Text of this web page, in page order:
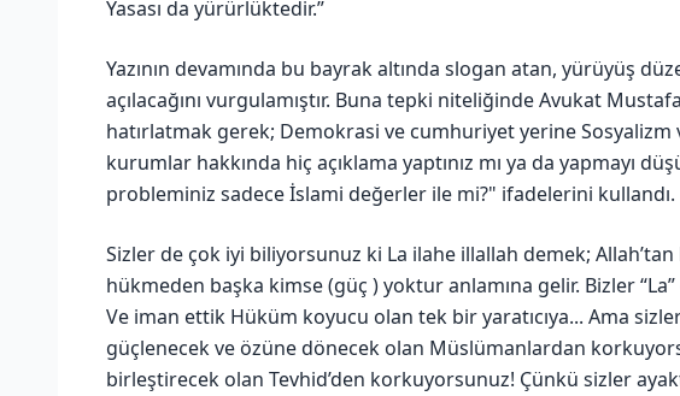
Yasası da yürürlüktedir.”
Yazının devamında bu bayrak altında slogan atan, yürüyüş
açılacağını vurgulamıştır. Buna tepki niteliğinde Avukat
hatırlatmak gerek; Demokrasi ve cumhuriyet yerine
kurumlar hakkında hiç açıklama yaptınız mı ya da yapmayı
probleminiz sadece İslami değerler ile mi?" ifadelerini kullandı.
Sizler de çok iyi biliyorsunuz ki La ilahe illallah demek;
hükmeden başka kimse (güç ) yoktur anlamına gelir. Bizler
Ve iman ettik Hüküm koyucu olan tek bir yaratıcıya... Ama
güçlenecek ve özüne dönecek olan Müslümanlardan
birleştirecek olan Tevhid’den korkuyorsunuz! Çünkü sizler